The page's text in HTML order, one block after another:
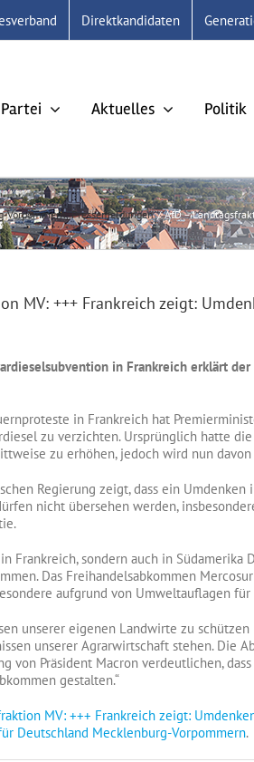
Direktkandidaten
Partei Aktuelles Politik
Vorpommern Pressemeldungen AfD –
MV: +++ Frankreich zeigt:
in Frankreich erklärt
in Frankreich hat
zu verzichten. Ursprünglich hatte
zu erhöhen, jedoch wird nun davon
Regierung zeigt, dass ein
nicht übersehen werden,
Frankreich, sondern auch in Südamerika
Das Freihandelsabkommen
aufgrund von Umweltauflagen
unserer eigenen Landwirte zu
unserer Agrarwirtschaft stehen. Die
von Präsident Macron verdeutlichen,
gestalten.“
MV: +++ Frankreich zeigt:
Deutschland Mecklenburg-Vorpommern.